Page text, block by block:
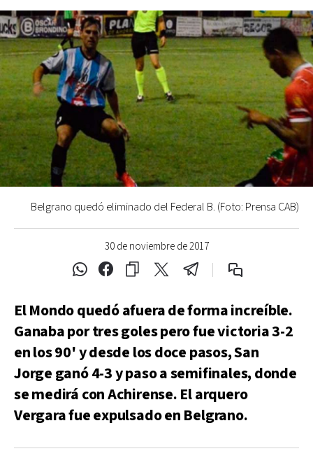
30 de noviembre de 2017
Belgrano quedó eliminado del Federal B. (Foto: Prensa CAB)
El Mondo quedó afuera de forma increíble.
Ganaba por tres goles pero fue victoria 3-2
en los 90' y desde los doce pasos, San
Jorge ganó 4-3 y paso a semifinales, donde
se medirá con Achirense. El arquero
Vergara fue expulsado en Belgrano.